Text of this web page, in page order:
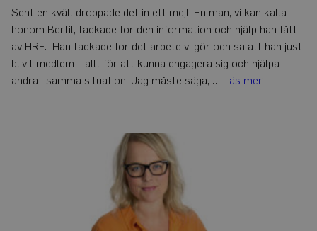
Sent en kväll droppade det in ett mejl. En man, vi kan kalla
honom Bertil, tackade för den information och hjälp han fått
av HRF. Han tackade för det arbete vi gör och sa att han just
blivit medlem – allt för att kunna engagera sig och hjälpa
andra i samma situation. Jag måste säga, … Läs mer